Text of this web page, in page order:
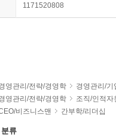
1171520808
영관리/전략/경영학
경영관리/기
영관리/전략/경영학
조직/인적자
비즈니스맨 간부학/리더십
류